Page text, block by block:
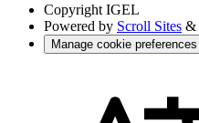
Copyright IGEL
Powered by Scroll Sites &
Manage cookie preferences